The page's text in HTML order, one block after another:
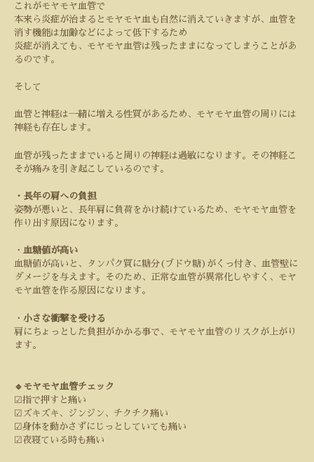
これがモヤモヤ血管で
本来ら炎症が治まるとモヤモヤ血も自然に消えていきますが、血管を
消す機能は加齢などによって低下するため
炎症が消えても、モヤモヤ血管は残ったままになってしまうことがあ
るのです。
そして
血管と神経は一緒に増える性質があるため、モヤモヤ血管の周りには
神経も存在します。
血管が残ったままでいると周りの神経は過敏になります。その神経こ
そが痛みを引き起こしているのです。
・長年の肩への負担
姿勢が悪いと、長年肩に負荷をかけ続けているため、モヤモヤ血管を
作り出す原因になります。
・ 血糖値が高い
血糖値が高いと、タンパク質に糖分( ブドウ糖) がくっ付き、血管壁に
ダメージを与えます。そのため、正常な血管が異常化しやすく、モヤ
モヤ血管を作る原因になります。
・ 小さな衝撃を受ける
肩にちょっとした負担がかかる事で、モヤモヤ血管のリスクが上がり
ます。
🔹モヤモヤ血管チェック
☑︎ 指で押すと痛い
☑︎ ズキズキ、ジンジン、チクチク痛い
☑︎ 身体を動かさずにじっとしていても痛い
☑︎ 夜寝ている時も痛い